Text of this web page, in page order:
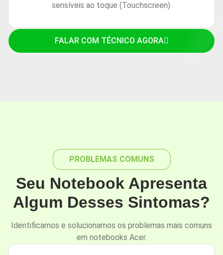
sensíveis ao toque (Touchscreen).
FALAR COM TÉCNICO AGORA
PROBLEMAS COMUNS
Seu Notebook Apresenta
Algum Desses Sintomas?
Identificamos e solucionamos os problemas mais comuns
em notebooks Acer.